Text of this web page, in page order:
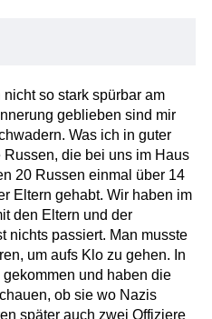
so stark spürbar am
geblieben sind mir
Was ich in guter
die bei uns im Haus
20 Russen einmal über 14
Eltern gehabt. Wir haben im
den Eltern und der
nichts passiert. Man musste
um aufs Klo zu gehen. In
und haben die
ob sie wo Nazis
später auch zwei Offiziere